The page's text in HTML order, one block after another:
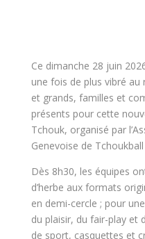
Ce dimanche 28 juin
une fois de plus vibré
et grands, familles et
présents pour cette
Tchouk, organisé par
Genevoise de Tchoukball
Dès 8h30, les équipes
d’herbe aux formats
en demi-cercle ; pour
du plaisir, du fair-play et
de sport, casquettes et